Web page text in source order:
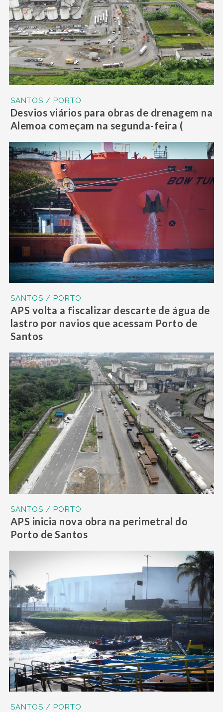
SANTOS / PORTO
Desvios viários para obras de drenagem na
Alemoa começam na segunda-feira (
SANTOS / PORTO
APS volta a fiscalizar descarte de água de
lastro por navios que acessam Porto de
Santos
SANTOS / PORTO
APS inicia nova obra na perimetral do
Porto de Santos
SANTOS / PORTO